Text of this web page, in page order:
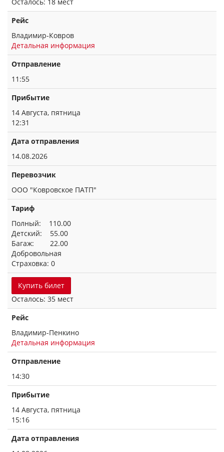
Рейс
Владимир-Ковров
Детальная информация
Отправление
11:55
Прибытие
14 Августа, пятница
12:31
Дата отправления
14.08.2026
Перевозчик
ООО "Ковровское ПАТП"
Тариф
Полный: 110.00
Детский: 55.00
Багаж: 22.00
Добровольная
Страховка: 0
Купить билет
Осталось: 35 мест
Рейс
Владимир-Пенкино
Детальная информация
Отправление
14:30
Прибытие
14 Августа, пятница
15:16
Дата отправления